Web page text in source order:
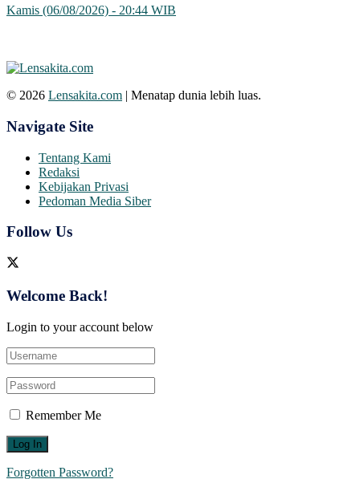
Kamis (06/08/2026) - 20:44 WIB
© 2026 Lensakita.com | Menatap dunia lebih luas.
Navigate Site
Tentang Kami
Redaksi
Kebijakan Privasi
Pedoman Media Siber
Follow Us
Welcome Back!
Login to your account below
Remember Me
Forgotten Password?